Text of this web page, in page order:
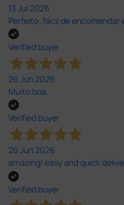
13 Jul 2026
Perfeito ,fácil de encomendar
Verified buyer
26 Jun 2026
Muito boa.
Verified buyer
26 Jun 2026
amazing! easy and quick
Verified buyer